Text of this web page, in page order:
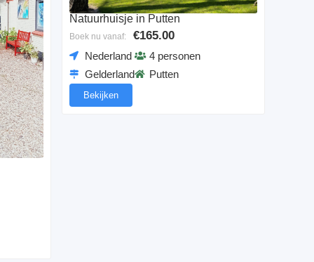
Natuurhuisje in Putten
Boek nu vanaf: €165.00
Nederland
Gelderland
4 personen
Putten
Bekijken